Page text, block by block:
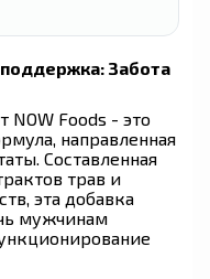
Забота
NOW Foods - это
направленная
Составленная
трав и
эта добавка
мужчинам